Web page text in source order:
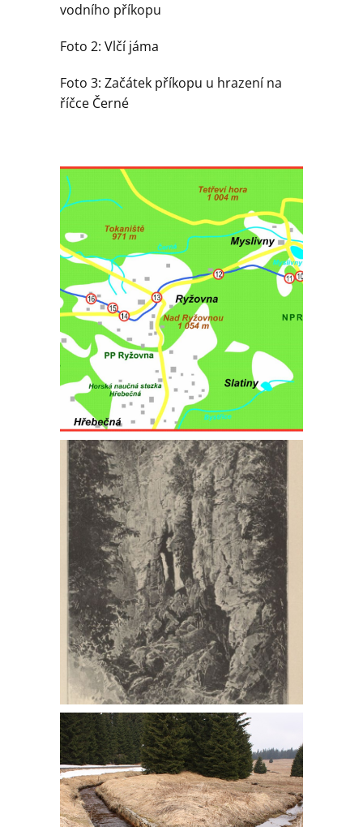
vodního příkopu
Foto 2: Vlčí jáma
Foto 3: Začátek příkopu u hrazení na
říčce Černé